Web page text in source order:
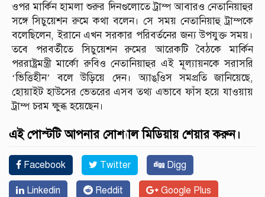
ওপর মার্কিন হামলা শুরুর দিনগুলোতে ট্রাম্প আবারও নেতানিয়াহুর
সঙ্গে সিচুয়েশন রুমে কথা বলেন। সে সময় নেতানিয়াহু ট্রাম্পকে
বলেছিলেন, ইরানে এখন সরকার পরিবর্তনের জন্য উপযুক্ত সময়।
তবে পরবর্তীতে সিচুয়েশন রুমের আরেকটি বৈঠকে মার্কিন
পররাষ্ট্রমন্ত্রী মার্কো রুবিও নেতানিয়াহুর এই মূল্যায়নকে সরাসরি
‘ভিত্তিহীন’ বলে উড়িয়ে দেন। অ্যাঙ্ওিস সমপ্রতি জানিয়েছে,
হোয়াইট হাউসের ভেতরের এসব তথ্য এভাবে ফাঁস হয়ে যাওয়ায়
ট্রাম্প চরম ক্ষুব্ধ হয়েছেন।
এই পোস্টটি আপনার সোশ্যাল মিডিয়ায় শেয়ার করুন।
Facebook Twitter Digg
Linkedin Reddit Google Plus